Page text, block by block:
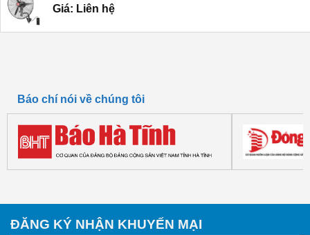
Giá: Liên hệ
Báo chí nói về chúng tôi
ĐĂNG KÝ NHẬN KHUYẾN MẠI